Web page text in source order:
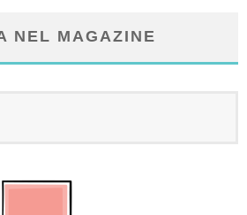
NEL MAGAZINE